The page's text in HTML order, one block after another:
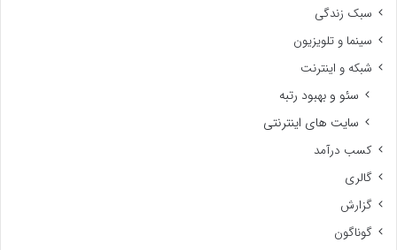
سبک زندگی
سینما و تلویزیون
شبکه و اینترنت
سئو و بهبود رتبه
سایت های اینترنتی
کسب درآمد
گالری
گزارش
گوناگون